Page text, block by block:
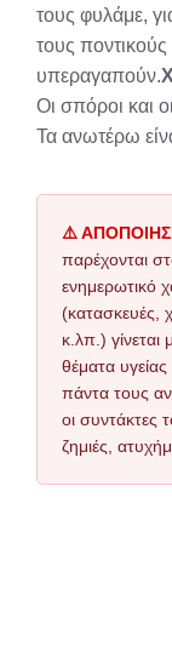
τους φυλάμε,
τους ποντικούς
υπεραγαπούν.
Οι σπόροι και
Τα ανωτέρω
⚠️
παρέχονται
ενημερωτικό
(κατασκευές,
κ.λπ.) γίνεται
θέματα
πάντα τους
οι συντάκτες
ζημιές,